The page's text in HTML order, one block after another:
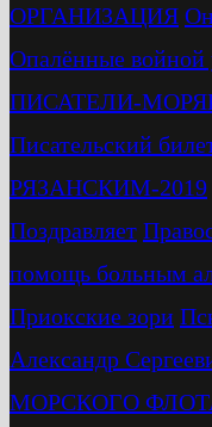
ОРГАНИЗАЦИЯ
Опалённые
ПИСАТЕЛИ-
Писательский
РЯЗАНСКИМ-2019
Поздравляет
помощь больным
Приокские зори
Александр
МОРСКОГО